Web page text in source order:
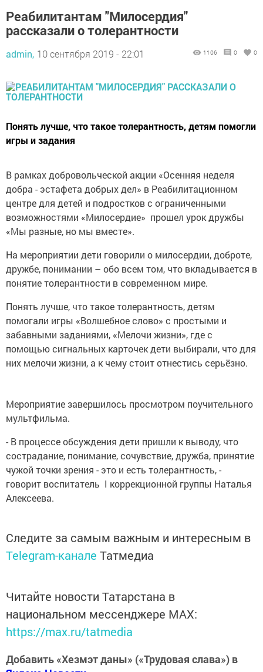
Реабилитантам "Милосердия"
рассказали о толерантности
admin, 10 сентября 2019 - 22:01 1106 0 0
Понять лучше, что такое толерантность, детям помогли
игры и задания
В рамках добровольческой акции «Осенняя неделя
добра - эстафета добрых дел» в Реабилитационном
центре для детей и подростков с ограниченными
возможностями «Милосердие» прошел урок дружбы
«Мы разные, но мы вместе».
На мероприятии дети говорили о милосердии, доброте,
дружбе, понимании – обо всем том, что вкладывается в
понятие толерантности в современном мире.
Понять лучше, что такое толерантность, детям
помогали игры «Волшебное слово» с простыми и
забавными заданиями, «Мелочи жизни», где с
помощью сигнальных карточек дети выбирали, что для
них мелочи жизни, а к чему стоит отнестись серьёзно.
Мероприятие завершилось просмотром поучительного
мультфильма.
- В процессе обсуждения дети пришли к выводу, что
сострадание, понимание, сочувствие, дружба, принятие
чужой точки зрения - это и есть толерантность, -
говорит воспитатель I коррекционной группы Наталья
Алексеева.
Следите за самым важным и интересным в
Telegram-канале Татмедиа
Читайте новости Татарстана в
национальном мессенджере MАХ:
https://max.ru/tatmedia
Добавить «Хезмэт даны» («Трудовая слава») в